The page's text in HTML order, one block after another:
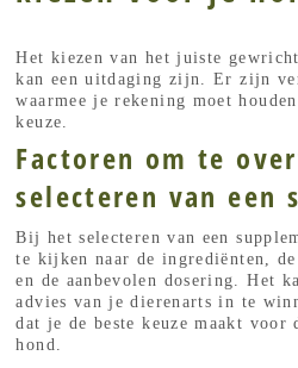
Het kiezen van het juiste
kan een uitdaging zijn. Er zijn
waarmee je rekening moet
keuze.
Factoren om te
selecteren van een
Bij het selecteren van een
te kijken naar de ingrediënten,
en de aanbevolen dosering. Het
advies van je dierenarts in te
dat je de beste keuze maakt voor
hond.